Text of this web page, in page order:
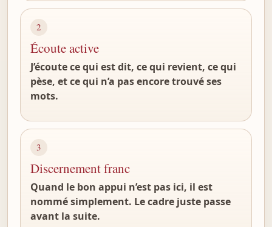
2
Écoute active
J’écoute ce qui est dit, ce qui revient, ce qui
pèse, et ce qui n’a pas encore trouvé ses
mots.
3
Discernement franc
Quand le bon appui n’est pas ici, il est
nommé simplement. Le cadre juste passe
avant la suite.